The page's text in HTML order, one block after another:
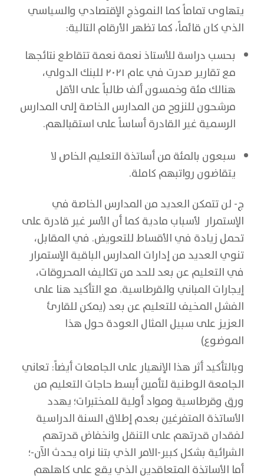
يتهاوى تماماً كما النموذج الإقتصادي والسياسي
الذي كان قائماً، كما تظهر الأرقام التالية:
بحسب دراسة للأستاذ نعمة نعمة تتقاطع نتائجها
مع تقارير صدرت في عام ٢٠٢١ للبنك الدولي،
هنالك مئة وخمسون ألف طالباً على الأقل
مرشحون للنزوح من المدارس الخاصة إلى المدارس
الرسمية غير القادرة أساساً على استقبالهم.
سبعون بالمئة من أساتذة التعليم الخاص لا
يتقاضون رواتبهم كاملة.
ج- لن تتمكن العديد من المدارس الخاصة في
الإستمرار لأسباب مادية كما أن الأسر غير قادرة على
تحمل زيادة في الأقساط للتعويض. في المقابل،
تنوي العديد من إدارات المدارس الباقية الإستمرار
في التعليم عن بعد للحد من تكاليف المحروقات،
إيجارات المباني والقرطاسية. مع التأكيد هنا على
الفشل المخيف للتعليم عن بعد (يمكن للقارئ
العزيز على سبيل المثال العودة حول هذا
الموضوع)
وبالتأكيد أثر هذا الإنهيار على الجامعات أيضاً: تعاني
الجامعة الوطنية لتأمين أبسط حاجات التعليم من
ورق وقرطاسية ومواد أولية للمختبرات؛ يهدد
الأساتذة المتفرغين بعدم إطلاق السنة الدراسية
لفقدان قدرتهم على التنقل وانخفاض قدرتهم
الشرائية بشكل كبير-الامر الذي بتنا نراه يحدث الآن-؛
أما الأساتذة المتعاقدين الذي يقع على كاهلهم